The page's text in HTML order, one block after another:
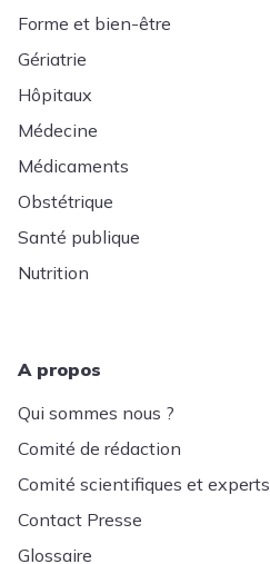
Forme et bien-être
Gériatrie
Hôpitaux
Médecine
Médicaments
Obstétrique
Santé publique
Nutrition
A propos
Qui sommes nous ?
Comité de rédaction
Comité scientifiques et experts
Contact Presse
Glossaire